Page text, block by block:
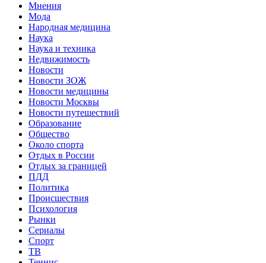
Мнения
Мода
Народная медицина
Наука
Наука и техника
Недвижимость
Новости
Новости ЗОЖ
Новости медицины
Новости Москвы
Новости путешествий
Образование
Общество
Около спорта
Отдых в России
Отдых за границей
ПДД
Политика
Происшествия
Психология
Рынки
Сериалы
Спорт
ТВ